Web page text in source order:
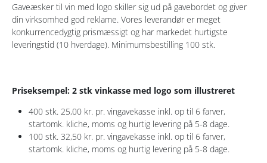
Gaveæsker til vin med logo skiller sig ud på gavebordet og giver
din virksomhed god reklame. Vores leverandør er meget
konkurrencedygtig prismæssigt og har markedet hurtigste
leveringstid (10 hverdage). Minimumsbestilling 100 stk.
Priseksempel: 2 stk vinkasse med logo som illustreret
400 stk. 25,00 kr. pr. vingavekasse inkl. op til 6 farver,
startomk. kliche, moms og hurtig levering på 5-8 dage.
100 stk. 32,50 kr. pr. vingavekasse inkl. op til 6 farver,
startomk. kliche, moms og hurtig levering på 5-8 dage.